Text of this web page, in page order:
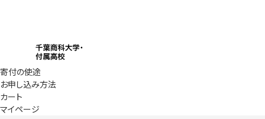
寄付の使途
お申し込み方法
カート
マイページ